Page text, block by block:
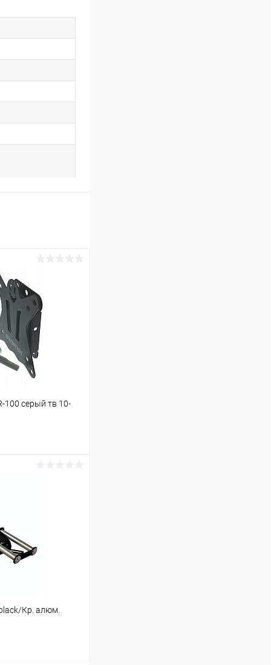
серый тв 10-
В наличии (1)
Кр. алюм.